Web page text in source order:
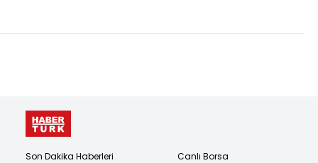
Son Dakika Haberleri
Canlı Borsa